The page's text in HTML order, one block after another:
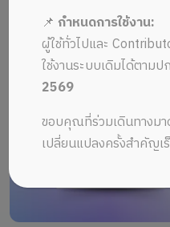
📌กำหนดการใช้งาน:
ผู้ใช้ทั่วไปและ
ใช้งานระบบเดิมได้ตาม
2569
ขอบคุณที่ร่วมเดินทางม
เปลี่ยนแปลงครั้งสำคัญเ